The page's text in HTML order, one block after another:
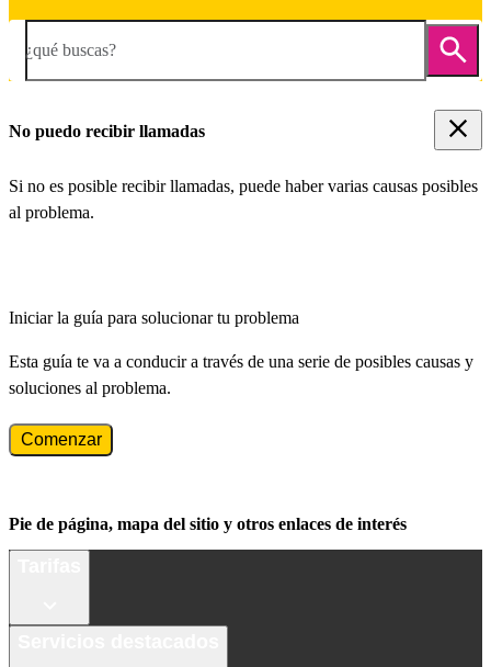
¿qué buscas?
No puedo recibir llamadas
Si no es posible recibir llamadas, puede haber varias causas posibles
al problema.
Iniciar la guía para solucionar tu problema
Esta guía te va a conducir a través de una serie de posibles causas y
soluciones al problema.
Comenzar
Pie de página, mapa del sitio y otros enlaces de interés